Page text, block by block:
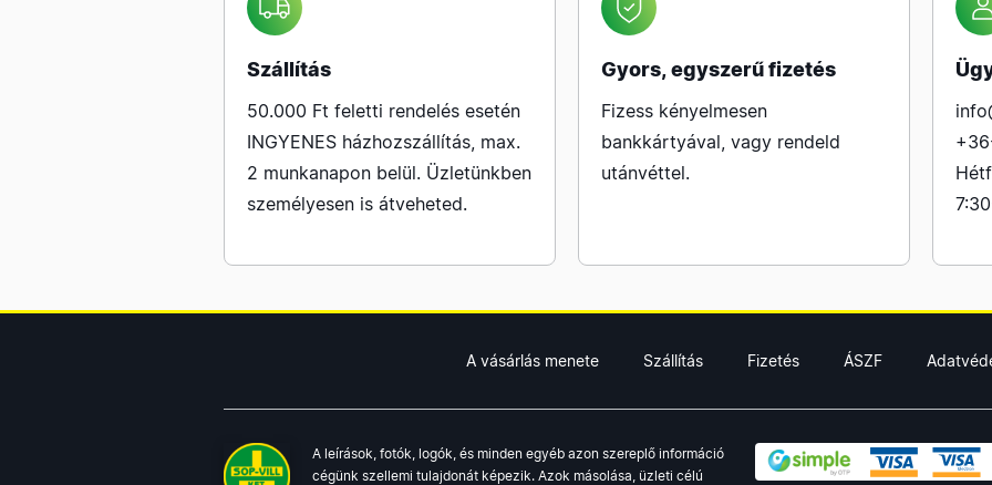
Szállítás
50.000 Ft feletti rendelés esetén
INGYENES házhozszállítás, max.
2 munkanapon belül. Üzletünkben
személyesen is átveheted.
Gyors, egyszerű fizetés
Fizess kényelmesen
bankkártyával, vagy rendeld
utánvéttel.
A vásárlás menete Szállítás Fizetés ÁSZF
A leírások, fotók, logók, és minden egyéb azon szereplő információ
cégünk szellemi tulajdonát képezik. Azok másolása, üzleti célú